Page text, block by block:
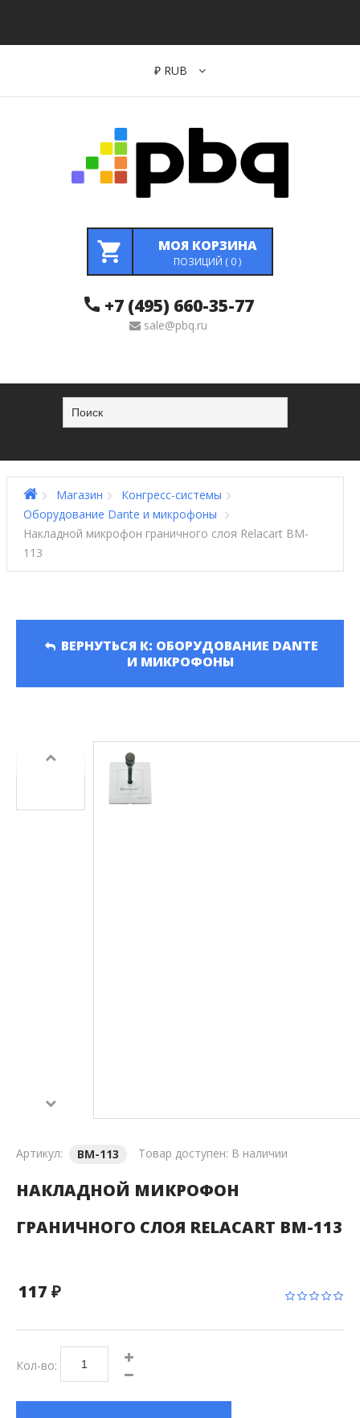
₽ RUB
МОЯ КОРЗИНА
ПОЗИЦИЙ ( 0)
+7 (495) 660-35-77
sale@pbq.ru
Магазин
Конгресс-системы
Оборудование Dante и микрофоны
Накладной микрофон граничного слоя Relacart BM-
113
ВЕРНУТЬСЯ К: ОБОРУДОВАНИЕ DANTE
И МИКРОФОНЫ
Артикул: BM-113 Товар доступен: В наличии
НАКЛАДНОЙ МИКРОФОН
ГРАНИЧНОГО СЛОЯ RELACART BM-113
117 ₽
Кол-во: